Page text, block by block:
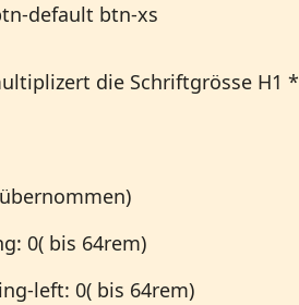
default btn-xs
die Schriftgrösse H1 *
0( bis 64rem)
left: 0( bis 64rem)